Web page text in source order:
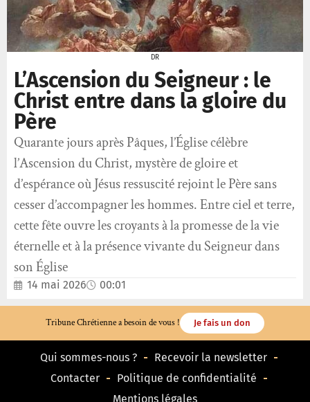
DR
L’Ascension du Seigneur : le
Christ entre dans la gloire du
Père
Quarante jours après Pâques, l’Église célèbre
l’Ascension du Christ, mystère de gloire et
d’espérance où Jésus ressuscité rejoint le Père sans
cesser d’accompagner les hommes. Entre ciel et terre,
cette fête ouvre les croyants à la promesse de la vie
éternelle et à la présence vivante du Seigneur dans
son Église
14 mai 2026 00:01
Tribune Chrétienne a besoin de vous ! Je fais un don
Qui sommes-nous ?
Recevoir la newsletter
Contacter
Politique de confidentialité
Mentions légales